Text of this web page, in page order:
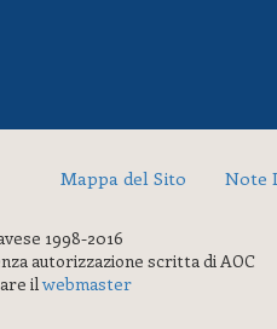
Mappa del Sito Note
1998-2016
autorizzazione scritta di AOC
ilwebmaster